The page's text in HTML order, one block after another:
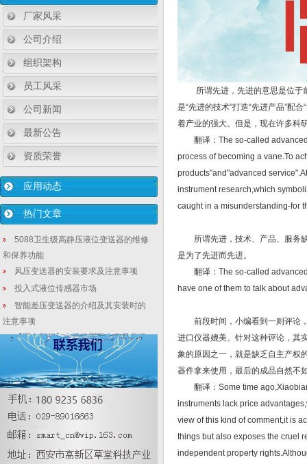
厂家风采
公司介绍
组织架构
员工风采
公司新闻
最新公告
资质荣誉
应用动态
热门文章
5088卫生级高静压液位变送器的维修
和保养功能
风压变送器的安装要求及注意事项
投入式液位传感器市场
智能差压变送器的介绍及其安装时的
注意事项
【圈内新闻】水质监测迎来春天必须
要解决的五个问题！
2088智能型液位变送器:高精度差压传
感器的应用领域
隔爆差压式密度计_精密差压密度仪表
在线清零的一种方式
铂电阻应用和信号连接方式
所谓先进，先进的意思是位于前
是“先进的技术”打造“先进产品”配
着产业的强大。但是，现在许多
翻译：The so-called advanced
process of becoming a vane.To
products"and"advanced
instrument research,which
caught in a misunderstanding-for
所谓先进，技术、产品、服务缺
是为了先进而先进。
翻译：The so-called advanced
have one of them to talk about
前段时间，小编看到一则评论，
进口仪器媲美。针对这种评论，其
象的原因之一，就是缺乏自主产权
器件拿来使用，最后的成品自然不
翻译：Some time ago,Xiaobian
instruments lack price
view of this kind of comment,it is
things but also exposes the cruel
independent property